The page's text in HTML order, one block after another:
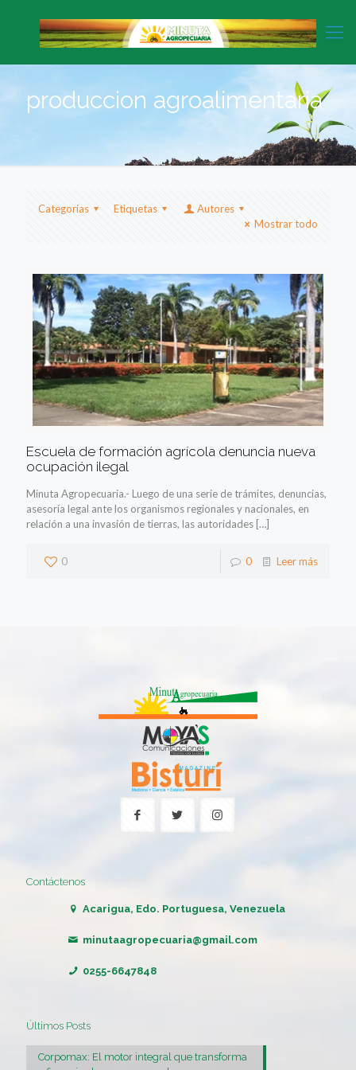
produccion agroalimentaria
Categorias Etiquetas
Autores
Mostrar todo
Escuela de formación agrícola denuncia nueva
ocupación ilegal
Minuta Agropecuaria.- Luego de una serie de trámites, denuncias,
asesoría legal ante los organismos regionales y nacionales, en
relación a una invasión de tierras, las autoridades […]
0 0 Leer más
Contáctenos
Acarigua, Edo. Portuguesa, Venezuela
minutaagropecuaria@gmail.com
0255-6647848
Últimos Posts
Corpomax: El motor integral que transforma